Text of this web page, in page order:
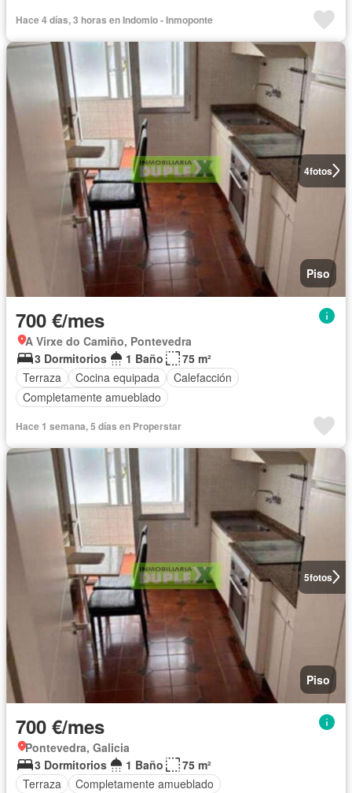
Hace 4 días, 3 horas en Indomio - Inmoponte
4fotos
Piso
700 €/mes
A Virxe do Camiño, Pontevedra
3 Dormitorios
1 Baño
75 m²
Terraza
Cocina equipada
Calefacción
Completamente amueblado
Hace 1 semana, 5 días en Properstar
5fotos
Piso
700 €/mes
Pontevedra, Galicia
3 Dormitorios
1 Baño
75 m²
Terraza
Completamente amueblado